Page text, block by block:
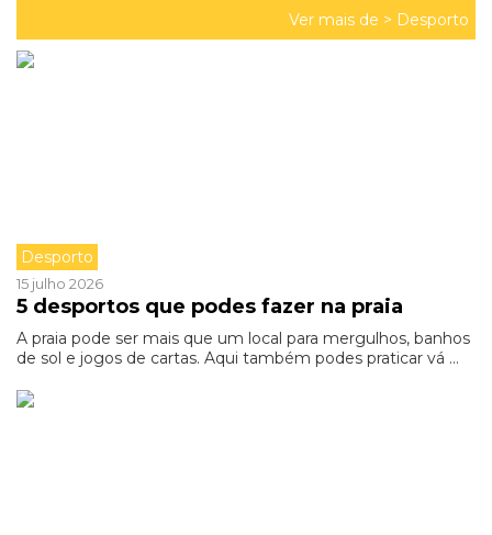
Ver mais de > Desporto
Desporto
15 julho 2026
5 desportos que podes fazer na praia
A praia pode ser mais que um local para mergulhos, banhos
de sol e jogos de cartas. Aqui também podes praticar vá ...